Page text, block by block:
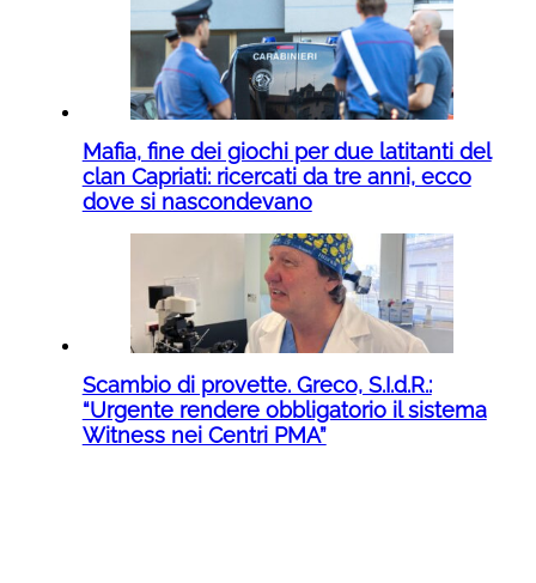
Mafia, fine dei giochi per due latitanti del
clan Capriati: ricercati da tre anni, ecco
dove si nascondevano
Scambio di provette. Greco, S.I.d.R.:
“Urgente rendere obbligatorio il sistema
Witness nei Centri PMA”